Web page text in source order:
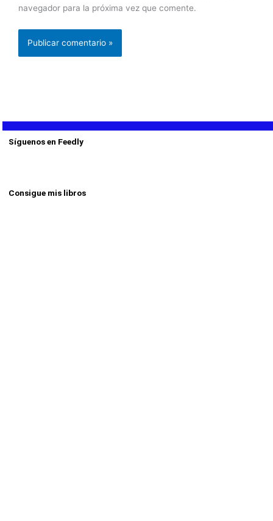
navegador para la próxima vez que comente.
Síguenos en Feedly
Consigue mis libros